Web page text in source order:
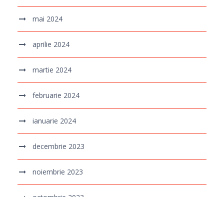
mai 2024
aprilie 2024
martie 2024
februarie 2024
ianuarie 2024
decembrie 2023
noiembrie 2023